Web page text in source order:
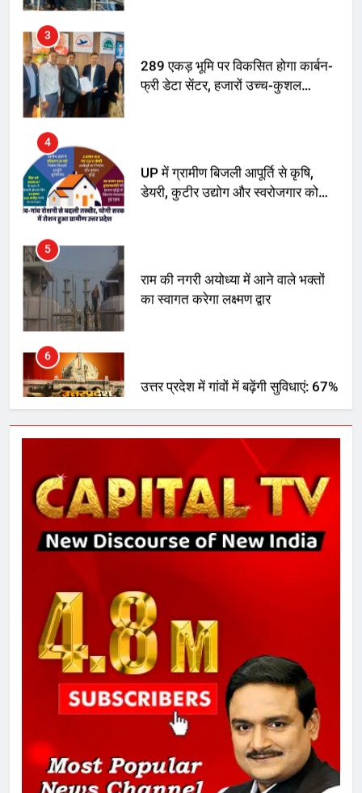
4
5
7
गाजा युद्धविराम को लेकर बड़ी खबरें
8
चुनाव से पहले लालू परिवार पर बड़ा झटका,
तय किए
1
SRN अस्पताल का नाम अमर शहीद ठाकुर
रोशन सिंह के नाम पर करने की मांग तेज
अमर शहीद ठाकुर रोशन सिंह के नाम पर
स्वरूप रानी नेहरू चिकित्सालय का